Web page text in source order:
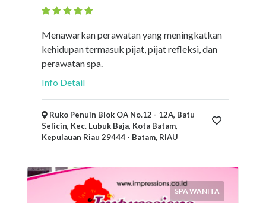
Menawarkan perawatan yang meningkatkan
kehidupan termasuk pijat, pijat refleksi, dan
perawatan spa.
Info Detail
Ruko Penuin Blok OA No.12 - 12A, Batu
Selicin, Kec. Lubuk Baja, Kota Batam,
Kepulauan Riau 29444 - Batam, RIAU
SPA WANITA